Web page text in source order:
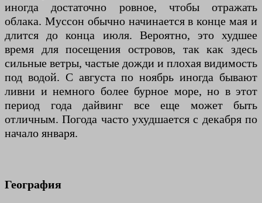
иногда достаточно ровное, чтобы отражать
облака. Муссон обычно начинается в конце мая и
длится до конца июля. Вероятно, это худшее
время для посещения островов, так как здесь
сильные ветры, частые дожди и плохая видимость
под водой. С августа по ноябрь иногда бывают
ливни и немного более бурное море, но в этот
период года дайвинг все еще может быть
отличным. Погода часто ухудшается с декабря по
начало января.
География